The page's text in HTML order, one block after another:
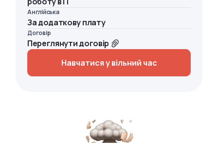
Англійська
За додаткову плату
Договір
Переглянути договір
Навчатися у вільний час